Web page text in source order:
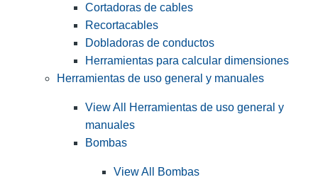
Cortadoras de cables
Recortacables
Dobladoras de conductos
Herramientas para calcular dimensiones
Herramientas de uso general y manuales
View All Herramientas de uso general y
manuales
Bombas
View All Bombas